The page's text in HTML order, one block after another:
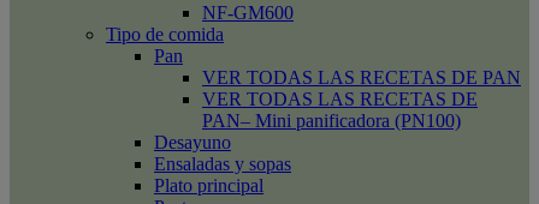
NF-GM600
Tipo de comida
Pan
VER TODAS LAS RECETAS DE PAN
VER TODAS LAS RECETAS DE
PAN– Mini panificadora (PN100)
Desayuno
Ensaladas y sopas
Plato principal